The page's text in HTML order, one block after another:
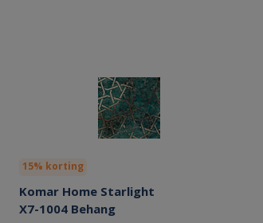
15% korting
Komar Home Starlight
X7-1004 Behang